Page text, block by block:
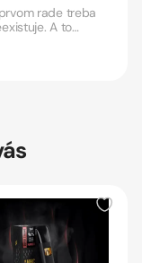
rade treba
A to